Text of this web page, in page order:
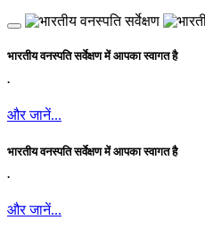
भारतीय वनस्पति सर्वेक्षण में आपका स्वागत है
.
और जानें...
भारतीय वनस्पति सर्वेक्षण में आपका स्वागत है
.
और जानें...